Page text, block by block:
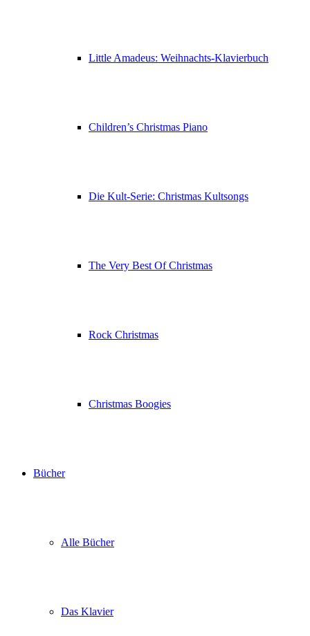
Little Amadeus: Weihnachts-Klavierbuch
Children’s Christmas Piano
Die Kult-Serie: Christmas Kultsongs
The Very Best Of Christmas
Rock Christmas
Christmas Boogies
Bücher
Alle Bücher
Das Klavier